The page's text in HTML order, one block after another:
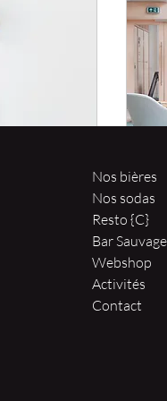
Nos bières
Nos sodas
Resto {C}
Bar Sauvage
Webshop
Activités
Contact